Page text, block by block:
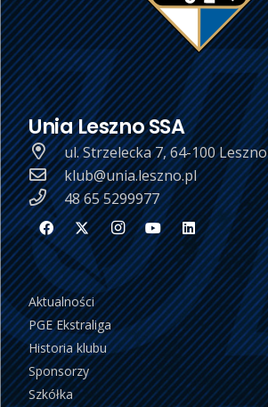
Unia Leszno SSA
ul. Strzelecka 7, 64-100 Leszno
klub@unia.leszno.pl
48 65 5299977
Aktualności
PGE Ekstraliga
Historia klubu
Sponsorzy
Szkółka